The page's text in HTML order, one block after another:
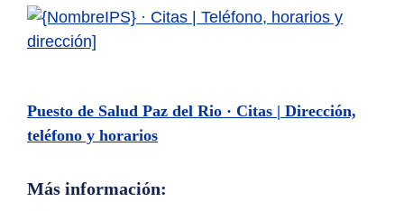
Puesto de Salud Paz del Rio · Citas | Dirección,
teléfono y horarios
Más información: